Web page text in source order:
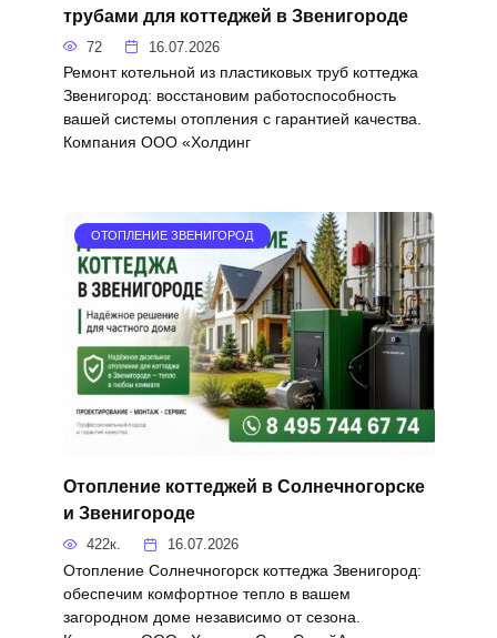
трубами для коттеджей в Звенигороде
72 16.07.2026
Ремонт котельной из пластиковых труб коттеджа
Звенигород: восстановим работоспособность
вашей системы отопления с гарантией качества.
Компания ООО «Холдинг
ОТОПЛЕНИЕ ЗВЕНИГОРОД
Отопление коттеджей в Солнечногорске
и Звенигороде
422к. 16.07.2026
Отопление Солнечногорск коттеджа Звенигород:
обеспечим комфортное тепло в вашем
загородном доме независимо от сезона.